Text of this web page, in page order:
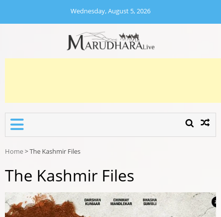
content
Wednesday, August 5, 2026
Home>The Kashmir Files
The Kashmir Files